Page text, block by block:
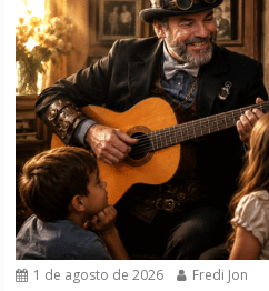
1 de agosto de 2026 Fredi Jon